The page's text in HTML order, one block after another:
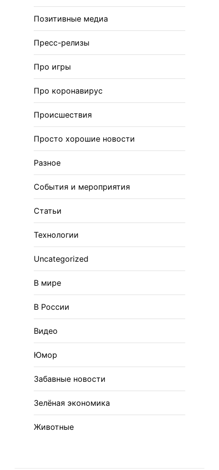
Позитивные медиа
Пресс-релизы
Про игры
Про коронавирус
Происшествия
Просто хорошие новости
Разное
События и мероприятия
Статьи
Технологии
Uncategorized
В мире
В России
Видео
Юмор
Забавные новости
Зелёная экономика
Животные